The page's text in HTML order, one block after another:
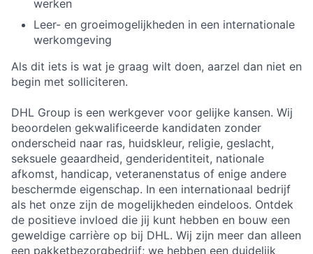
werken
Leer- en groeimogelijkheden in een internationale
werkomgeving
Als dit iets is wat je graag wilt doen, aarzel dan niet en
begin met solliciteren.
DHL Group is een werkgever voor gelijke kansen. Wij
beoordelen gekwalificeerde kandidaten zonder
onderscheid naar ras, huidskleur, religie, geslacht,
seksuele geaardheid, genderidentiteit, nationale
afkomst, handicap, veteranenstatus of enige andere
beschermde eigenschap.​​​​​ ​​​In een internationaal bedrijf
als het onze zijn de mogelijkheden eindeloos. Ontdek
de positieve invloed die jij kunt hebben en bouw een
geweldige carrière op bij DHL. Wij zijn meer dan alleen
een pakketbezorgbedrijf; we hebben een duidelijk